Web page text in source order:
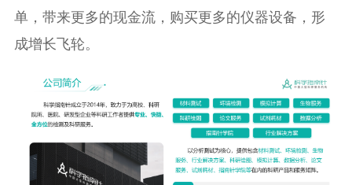
单，带来更多的现金流，购买更多的仪器设备，形
成增长飞轮。